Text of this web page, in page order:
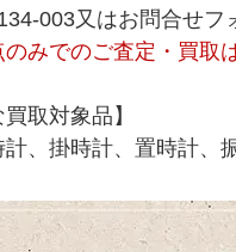
003又はお問合せフ
みでのご査定・買取
取対象品】
計、掛時計、置時計、